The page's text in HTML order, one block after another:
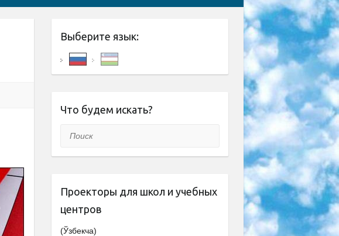
Выберите язык:
Что будем искать?
Поиск
Проекторы для школ и учебных
центров
(Ўзбекча)